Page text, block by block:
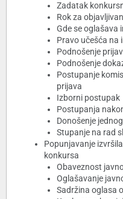
Zadatak
Rok za
Gde se oglašava
Pravo učešća na
Podnošenje
Podnošenje
Postupanje
prijava
Izborni postupak
Postupanja
Donošenje
Stupanje na rad
Popunjavanje
konkursa
Obaveznost
Oglašavanje
Sadržina oglasa